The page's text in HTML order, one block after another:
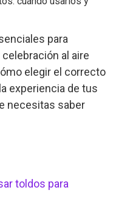
para
al aire
elegir el correcto
experiencia de tus
necesitas saber
toldos para